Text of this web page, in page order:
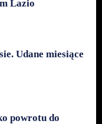
Lazio
Udane miesiące
powrotu do